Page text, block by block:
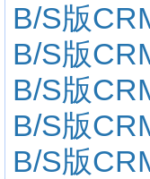
B/S版
B/S版
B/S版
B/S版
B/S版